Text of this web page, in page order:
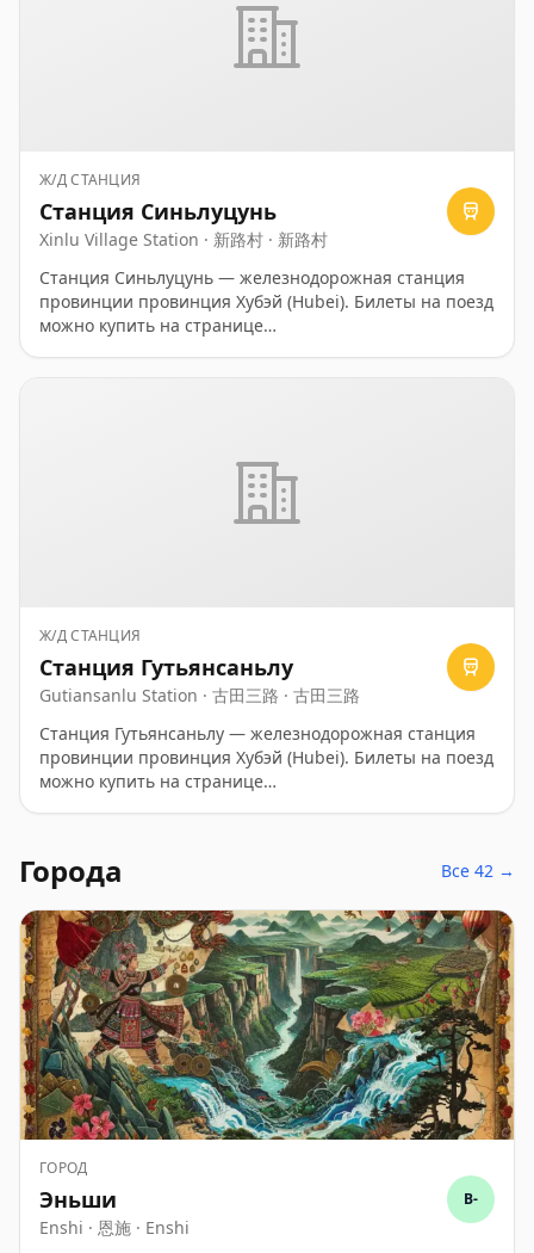
Ж/Д СТАНЦИЯ
Станция Синьлуцунь
Xinlu Village Station · 新路村 · 新路村
Станция Синьлуцунь — железнодорожная станция
провинции провинция Хубэй (Hubei). Билеты на поезд
можно купить на странице
Ж/Д СТАНЦИЯ
Станция Гутьянсаньлу
Gutiansanlu Station · 古田三路 · 古田三路
Станция Гутьянсаньлу — железнодорожная станция
провинции провинция Хубэй (Hubei). Билеты на поезд
можно купить на странице
Города Все 42 →
ГОРОД
Эньши
Enshi · 恩施 · Enshi
B-